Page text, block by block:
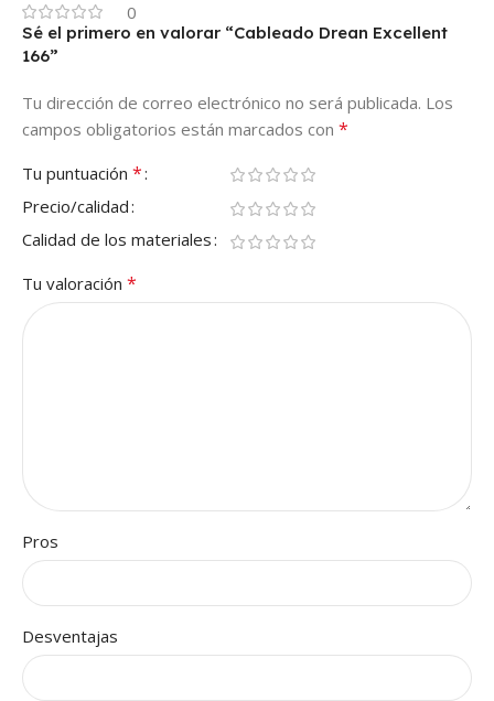
0
Sé el primero en valorar “Cableado Drean Excellent
166”
Tu dirección de correo electrónico no será publicada. Los
campos obligatorios están marcados con *
Tu puntuación *
Precio/calidad
Calidad de los materiales
Tu valoración *
Pros
Desventajas